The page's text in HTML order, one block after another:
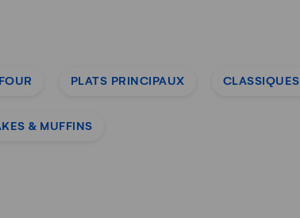
PLATS PRINCIPAUX CLASSIQUES
& MUFFINS